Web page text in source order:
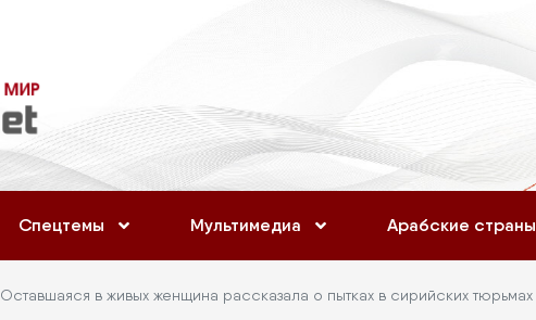
Спецтемы Мультимедиа Арабские страны
Оставшаяся в живых женщина рассказала о пытках в сирийских тюрьмах